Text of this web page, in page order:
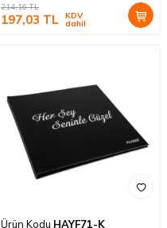
214,16TL
197,03 TL KDV
dahil
Ürün Kodu HAYF71-K